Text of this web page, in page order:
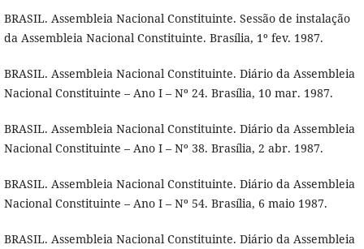
BRASIL. Assembleia Nacional Constituinte. Sessão de instalação
da Assembleia Nacional Constituinte. Brasília, 1º fev. 1987.
BRASIL. Assembleia Nacional Constituinte. Diário da Assembleia
Nacional Constituinte – Ano I – Nº 24. Brasília, 10 mar. 1987.
BRASIL. Assembleia Nacional Constituinte. Diário da Assembleia
Nacional Constituinte – Ano I – Nº 38. Brasília, 2 abr. 1987.
BRASIL. Assembleia Nacional Constituinte. Diário da Assembleia
Nacional Constituinte – Ano I – Nº 54. Brasília, 6 maio 1987.
BRASIL. Assembleia Nacional Constituinte. Diário da Assembleia